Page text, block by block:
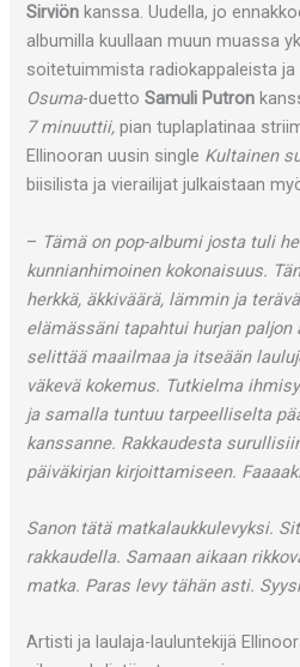
Sirviön kanssa. Uudella, jo
albumilla kuullaan muun muassa
soitetuimmista radiokappaleista
Osuma-duettoSamuli Putron
7 minuuttii, pian tuplaplatinaa
Ellinooran uusin single Kultainen
biisilista ja vierailijat julkaistaan
– Tämä on pop-albumi josta tuli
kunnianhimoinen kokonaisuus.
herkkä, äkkiväärä, lämmin ja
elämässäni tapahtui hurjan
selittää maailmaa ja itseään
väkevä kokemus. Tutkielma
ja samalla tuntuu tarpeelliselta
kanssanne. Rakkaudesta
päiväkirjan kirjoittamiseen.
Sanon tätä matkalaukkulevyksi.
rakkaudella. Samaan aikaan
matka. Paras levy tähän asti.
Artisti ja laulaja-lauluntekijä